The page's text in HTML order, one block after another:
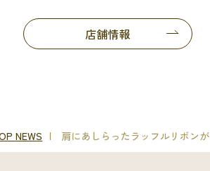
店舗情報
NEWS 肩にあしらったラッフルリボン